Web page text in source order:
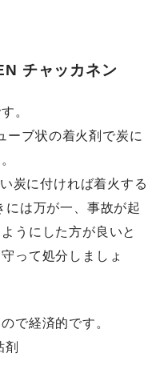
チャッカネン
。
ーブ状の着火剤で炭に
炭に付ければ着火する
には万が一、事故が起
うにした方が良いと
って処分しましょ
で経済的です。
剤